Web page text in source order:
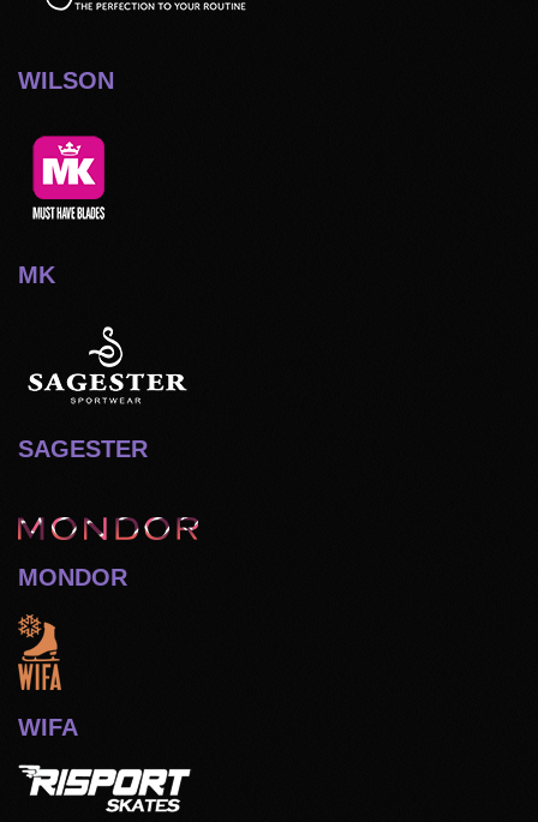
WILSON
MK
SAGESTER
MONDOR
WIFA